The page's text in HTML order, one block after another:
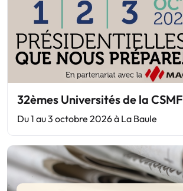
32èmes Universités de la CSMF
Du 1 au 3 octobre 2026 à La Baule